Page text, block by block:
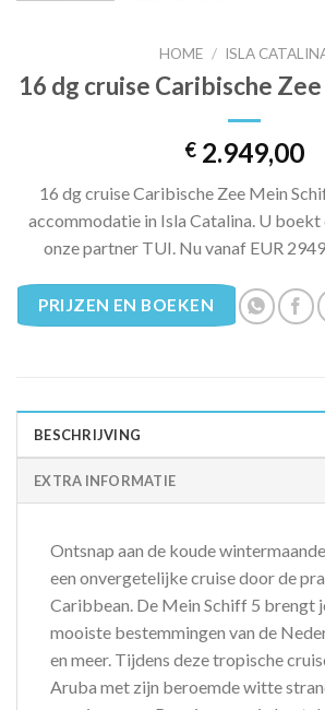
HOME / ISLA
16 dg cruise Caribische
€ 2.949,00
16 dg cruise Caribische Zee Mein
accommodatie in Isla Catalina. U
onze partner TUI. Nu vanaf EUR
PRIJZEN EN BOEKEN
BESCHRIJVING
EXTRA INFORMATIE
Ontsnap aan de koude
een onvergetelijke cruise door de
Caribbean. De Mein Schiff 5 brengt
mooiste bestemmingen van de
en meer. Tijdens deze tropische
Aruba met zijn beroemde witte